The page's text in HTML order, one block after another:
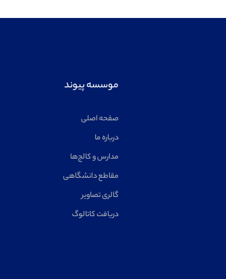
موسسه پیوند
صفحه اصلی
درباره ما
مدارس و کالج‌ها
مقاطع دانشگاهی
گالری تصاویر
دریافت کاتالوگ